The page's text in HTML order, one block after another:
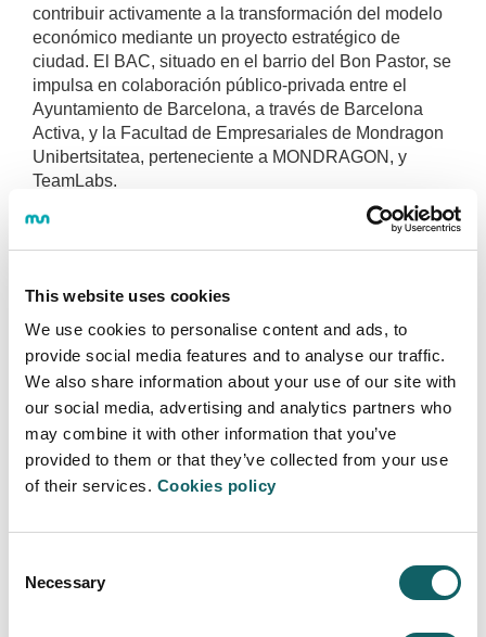
This website uses cookies
We use cookies to personalise content and ads, to
provide social media features and to analyse our traffic.
We also share information about your use of our site with
our social media, advertising and analytics partners who
may combine it with other information that you’ve
provided to them or that they’ve collected from your use
of their services. Cookies policy
Selection
Necessary
contribuir activamente a la transformación del modelo
económico mediante un proyecto estratégico de
ciudad. El BAC, situado en el barrio del Bon Pastor, se
impulsa en colaboración público-privada entre el
Ayuntamiento de Barcelona, a través de Barcelona
Activa, y la Facultad de Empresariales de Mondragon
Unibertsitatea, perteneciente a MONDRAGON, y
TeamLabs.
El BAC será el segundo espacio físico de impulso
económico especializado de la ciudad, tras la puesta
XRLAB, polo de actividad económica sobre las
como laboratorio de emprendimiento e innovación en
economía circular, perseguirá el objetivo de fomentar
la transformación digital de la industria, así como el de
acompañar la implementación de nuevos modelos de
economía circular más sostenibles que generen un
impacto positivo en el territorio, y que contribuyan a la
creación y atracción de talento y a la generación de
“seguimos reforzando los polos de actividad
económica para diversificar nuestra economía y